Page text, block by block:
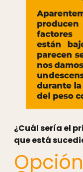
¿Cuál sería el
que está
Opción